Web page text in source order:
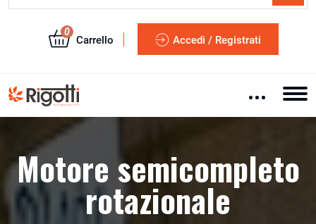
0
Carrello Accedi / Registrati
Motore semicompleto
rotazionale